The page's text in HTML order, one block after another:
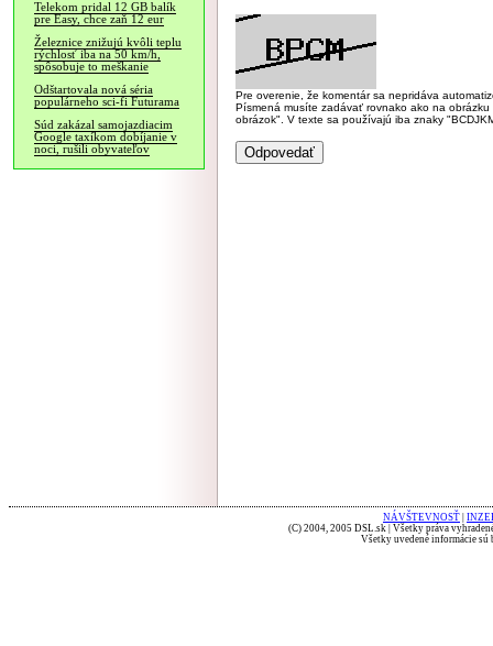
Telekom pridal 12 GB balík
pre Easy, chce zaň 12 eur
Železnice znižujú kvôli teplu
rýchlosť iba na 50 km/h,
spôsobuje to meškanie
Odštartovala nová séria
populárneho sci-fi Futurama
Súd zakázal samojazdiacim
Google taxíkom dobíjanie v
noci, rušili obyvateľov
Pre overenie, že komentár sa nepridáva
Písmená musíte zadávať rovnako ako na
obrázok". V texte sa používajú iba znaky
NÁVŠTEVNOSŤ
(C) 2004, 2005 DSL.sk | Všetky práva
Všetky uvedené informácie sú